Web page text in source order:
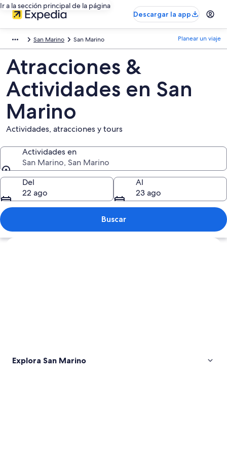
Ir a la sección principal de la página
Descargar la app
San Marino San Marino Planear un viaje
Atracciones &
Actividades en San
Marino
Actividades, atracciones y tours
Actividades en
San Marino, San Marino
Actividades en
Del
22 ago
Al
23 ago
Buscar
Explorar mapa
Explora San Marino